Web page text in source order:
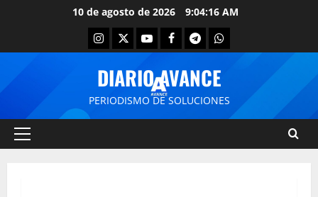
10 de agosto de 2026 9:04:16 AM
DIARIO AVANCE
PERIODISMO DE SOLUCIONES